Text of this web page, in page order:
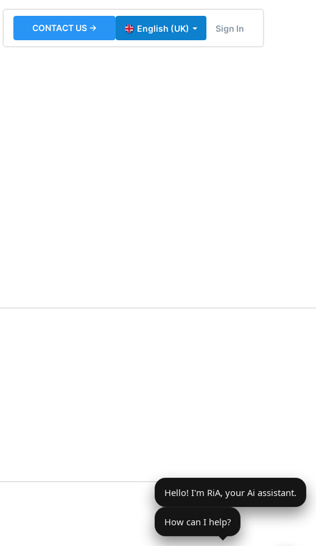
CONTACT US → English (UK) Sign In
Hello! I'm RiA, your Ai assistant.
How can I help?